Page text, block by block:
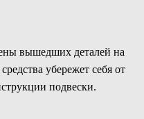
вышедших деталей на
убережет себя от
подвески.